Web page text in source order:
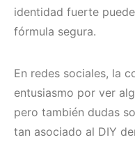
identidad fuerte
fórmula segura.
En redes sociales, la
entusiasmo por ver
pero también dudas
tan asociado al DIY